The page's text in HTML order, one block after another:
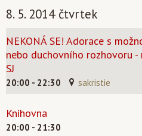
8. 5. 2014 čtvrtek
NEKONÁ SE! Adorace s
nebo duchovního rozhovoru -
SJ
20:00 - 22:30 sakristie
Knihovna
20:00 - 21:30